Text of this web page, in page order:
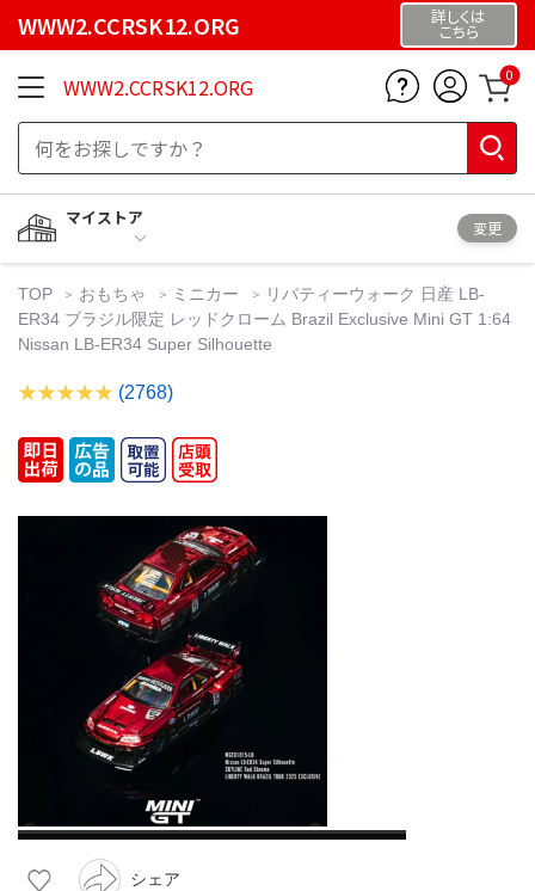
WWW2.CCRSK12.ORG 詳しくは
こちら
WWW2.CCRSK12.ORG 0
マイストア
変更
TOP おもちゃ ミニカー
リバティーウォーク 日産 LB-
ER34 ブラジル限定 レッドクローム Brazil Exclusive Mini GT 1:64
Nissan LB-ER34 Super Silhouette
(2768)
シェア